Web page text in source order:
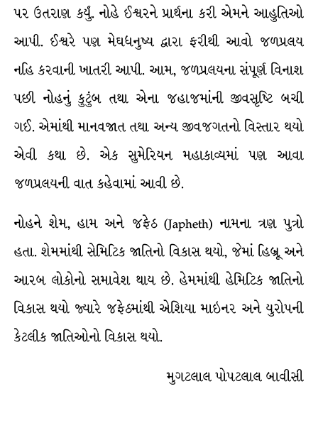
પર ઉતરાણ કર્યું. નોહે ઈશ્વરને પ્રાર્થના કરી એમને આહુતિઓ
આપી. ઈશ્વરે પણ મેઘધનુષ્ય દ્વારા ફરીથી આવો જળપ્રલય
નહિ કરવાની ખાતરી આપી. આમ, જળપ્રલયના સંપૂર્ણ વિનાશ
પછી નોહનું કુટુંબ તથા એના જહાજમાંની જીવસૃષ્ટિ બચી
ગઈ. એમાંથી માનવજાત તથા અન્ય જીવજગતનો વિસ્તાર થયો
એવી કથા છે. એક સુમેરિયન મહાકાવ્યમાં પણ આવા
જળપ્રલયની વાત કહેવામાં આવી છે.
નોહને શેમ, હામ અને જફેઠ (Japheth) નામના ત્રણ પુત્રો
હતા. શેમમાંથી સેમિટિક જાતિનો વિકાસ થયો, જેમાં હિબ્રૂ અને
આરબ લોકોનો સમાવેશ થાય છે. હેમમાંથી હેમિટિક જાતિનો
વિકાસ થયો જ્યારે જફેઠમાંથી એશિયા માઇનર અને યુરોપની
કેટલીક જાતિઓનો વિકાસ થયો.
મુગટલાલ પોપટલાલ બાવીસી